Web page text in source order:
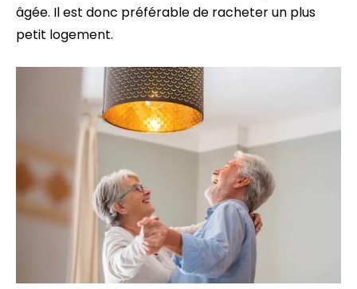
âgée. Il est donc préférable de racheter un plus
petit logement.